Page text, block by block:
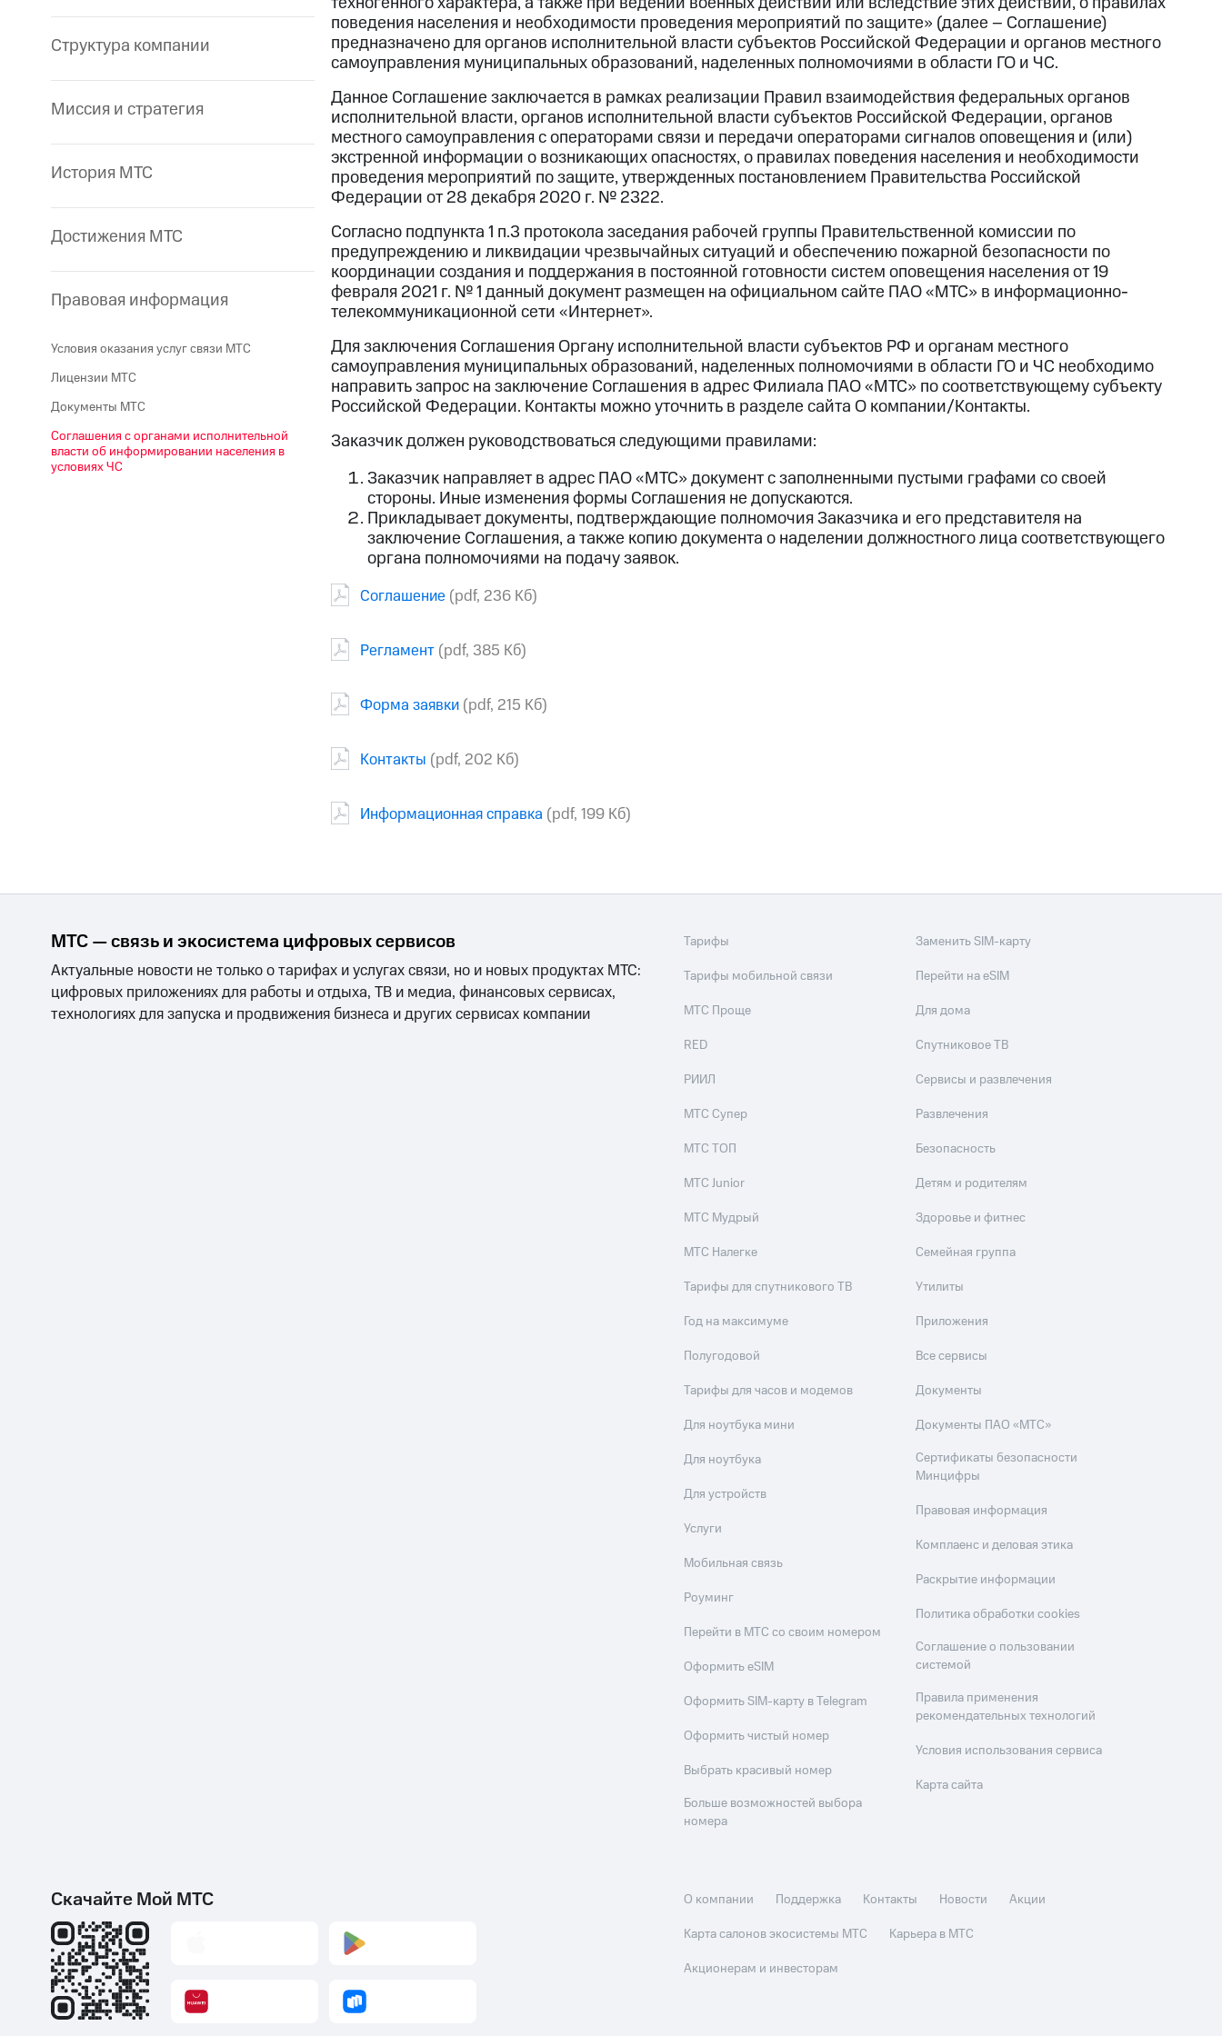
Структура компании
Миссия и стратегия
История МТС
Достижения МТС
Правовая информация
Условия оказания услуг связи МТС
Лицензии МТС
Документы МТС
Соглашения с органами исполнительной
власти об информировании населения в
условиях ЧС
поведения населения и необходимости проведения мероприятий по защите» (далее – Соглашение)
предназначено для органов исполнительной власти субъектов Российской Федерации и органов местного
самоуправления муниципальных образований, наделенных полномочиями в области ГО и ЧС.
Данное Соглашение заключается в рамках реализации Правил взаимодействия федеральных органов
исполнительной власти, органов исполнительной власти субъектов Российской Федерации, органов
местного самоуправления с операторами связи и передачи операторами сигналов оповещения и (или)
экстренной информации о возникающих опасностях, о правилах поведения населения и необходимости
проведения мероприятий по защите, утвержденных постановлением Правительства Российской
Федерации от 28 декабря 2020 г. № 2322.
Согласно подпункта 1 п.3 протокола заседания рабочей группы Правительственной комиссии по
предупреждению и ликвидации чрезвычайных ситуаций и обеспечению пожарной безопасности по
координации создания и поддержания в постоянной готовности систем оповещения населения от 19
февраля 2021 г. № 1 данный документ размещен на официальном сайте ПАО «МТС» в информационно-
телекоммуникационной сети «Интернет».
Для заключения Соглашения Органу исполнительной власти субъектов РФ и органам местного
самоуправления муниципальных образований, наделенных полномочиями в области ГО и ЧС необходимо
направить запрос на заключение Соглашения в адрес Филиала ПАО «МТС» по соответствующему субъекту
Российской Федерации. Контакты можно уточнить в разделе сайта О компании/Контакты.
Заказчик должен руководствоваться следующими правилами:
Заказчик направляет в адрес ПАО «МТС» документ с заполненными пустыми графами со своей
стороны. Иные изменения формы Соглашения не допускаются.
Прикладывает документы, подтверждающие полномочия Заказчика и его представителя на
заключение Соглашения, а также копию документа о наделении должностного лица соответствующего
органа полномочиями на подачу заявок.
Соглашение (pdf, 236 Кб)
Регламент (pdf, 385 Кб)
Форма заявки (pdf, 215 Кб)
Контакты (pdf, 202 Кб)
Информационная справка (pdf, 199 Кб)
МТС — связь и экосистема цифровых сервисов
Актуальные новости не только о тарифах и услугах связи, но и новых продуктах МТС:
цифровых приложениях для работы и отдыха, ТВ и медиа, финансовых сервисах,
технологиях для запуска и продвижения бизнеса и других сервисах компании
Тарифы
Тарифы мобильной связи
МТС Проще
RED
РИИЛ
МТС Супер
МТС ТОП
МТС Junior
МТС Мудрый
МТС Налегке
Тарифы для спутникового ТВ
Год на максимуме
Полугодовой
Тарифы для часов и модемов
Для ноутбука мини
Для ноутбука
Для устройств
Услуги
Мобильная связь
Роуминг
Перейти в МТС со своим номером
Оформить eSIM
Оформить SIM-карту в Telegram
Оформить чистый номер
Выбрать красивый номер
Больше возможностей выбора
номера
Заменить SIM-карту
Перейти на eSIM
Для дома
Спутниковое ТВ
Сервисы и развлечения
Развлечения
Безопасность
Детям и родителям
Здоровье и фитнес
Семейная группа
Утилиты
Приложения
Все сервисы
Документы
Документы ПАО «МТС»
Сертификаты безопасности
Минцифры
Правовая информация
Комплаенс и деловая этика
Раскрытие информации
Политика обработки cookies
Соглашение о пользовании
системой
Правила применения
рекомендательных технологий
Условия использования сервиса
Карта сайта
Скачайте Мой МТС О компании Поддержка Контакты Новости
Акции
Карта салонов экосистемы МТС
Карьера в МТС
Акционерам и инвесторам